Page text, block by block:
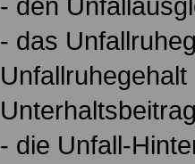
- den
- das
Unfallruhegehalt
- die Unfall-